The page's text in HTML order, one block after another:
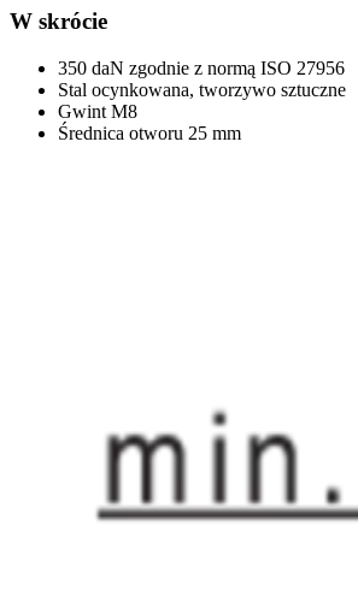
W skrócie
350 daN zgodnie z normą ISO 27956
Stal ocynkowana, tworzywo sztuczne
Gwint M8
Średnica otworu 25 mm